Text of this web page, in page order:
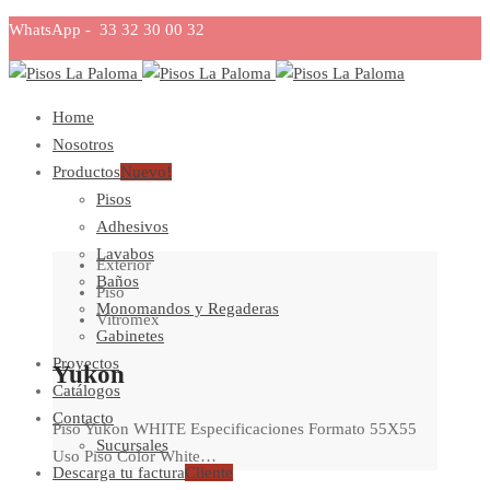
WhatsApp - 33 32 30 00 32
Home
Nosotros
ProductosNuevo!
Pisos
Adhesivos
Lavabos
Baños
Monomandos y Regaderas
Gabinetes
Proyectos
Catálogos
Contacto
Sucursales
Descarga tu facturaCliente
Exterior
Piso
Vitromex
Yukon
Piso Yukon WHITE Especificaciones Formato 55X55
Uso Piso Color White…